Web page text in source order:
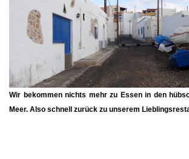
Wir bekommen nichts mehr zu Essen in den
Meer. Also schnell zurück zu unserem